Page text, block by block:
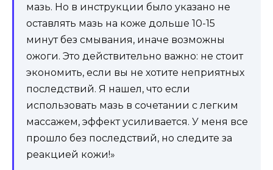
мазь. Но в инструкции было указано не
оставлять мазь на коже дольше 10-15
минут без смывания, иначе возможны
ожоги. Это действительно важно: не стоит
экономить, если вы не хотите неприятных
последствий. Я нашел, что если
использовать мазь в сочетании с легким
массажем, эффект усиливается. У меня все
прошло без последствий, но следите за
реакцией кожи!»